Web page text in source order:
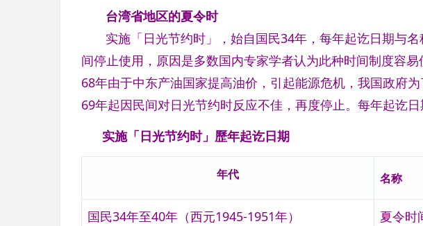
台湾省地区的夏令时
实施「日光节约时」，始自国民34年，每年起讫日期与名
间停止使用，原因是多数国内专家学者认为此种时间制度容
68年由于中东产油国家提高油价，引起能源危机，我国政府
69年起因民间对日光节约时反应不佳，再度停止。每年起讫日
实施「日光节约时」歷年起讫日期
年代 名称
国民34年至40年（西元1945-1951年） 夏令时